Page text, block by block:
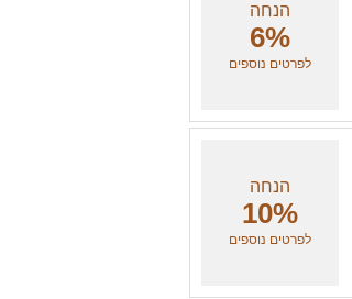
הנחה
6%
לפרטים נוספים
הנחה
10%
לפרטים נוספים